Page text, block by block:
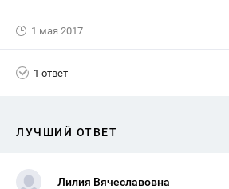
1 мая 2017
1 ответ
ЛУЧШИЙ ОТВЕТ
Лилия Вячеславовна